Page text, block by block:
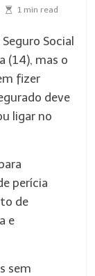
1 min read
Social
(14), mas o
fizer
deve
ligar no
perícia
de
e
sem